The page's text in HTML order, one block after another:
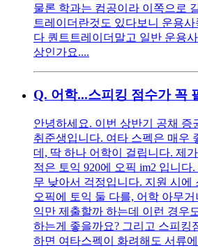
물론 학과는 컴공이라 이쪽으로
트레이더란것도 있다보니 운용
다 퀀트트레이더말고 일반 운용
상인가요....
Q. 어학...스피킹 점수가 꼭
안녕하세요. 이번 상반기 공채 증
취준생입니다. 여타 스펙은 매우
데, 딱 하나 어학이 걸립니다. 제
적은 토익 920에 오픽 im2 입니다
무 낮아서 걱정입니다. 지원 시에
오픽에 토익 둘 다를, 어학 아무
익만 제출할까 하는데 이런 경우
하는게 좋을까요? 그리고 스피킹
하면 여타스펙이 화려해도 서류